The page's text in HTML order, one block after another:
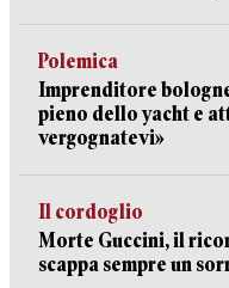
Polemica
Imprenditore
pieno dello yacht e
vergognatevi»
Il cordoglio
Morte Guccini, il
scappa sempre un